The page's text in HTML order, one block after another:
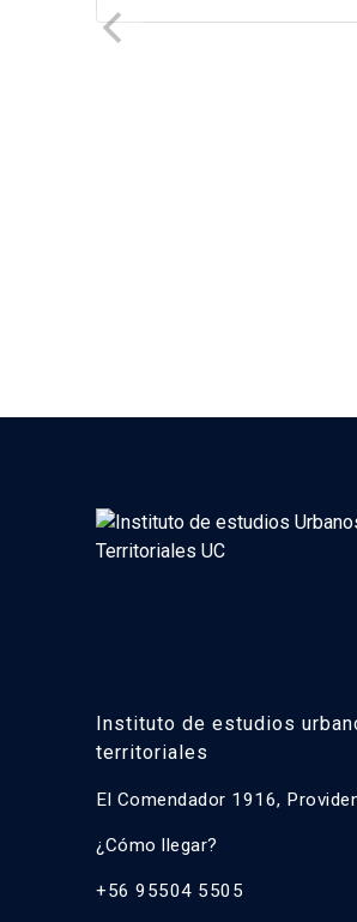
Instituto de estudios
territoriales
El Comendador 1916,
¿Cómo llegar?
+56 95504 5505